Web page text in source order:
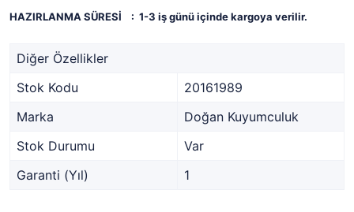
HAZIRLANMA SÜRESİ
: 1-3 iş günü içinde kargoya verilir.
Diğer Özellikler
Stok Kodu
20161989
Marka
Doğan Kuyumculuk
Stok Durumu
Var
Garanti (Yıl)
1